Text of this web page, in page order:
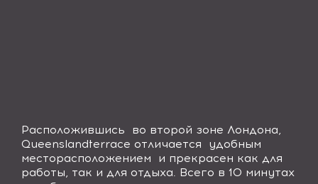
Расположившись во второй зоне Лондона,
Queenslandterrace отличается удобным
месторасположением и прекрасен как для
работы, так и для отдыха. Всего в 10 минутах